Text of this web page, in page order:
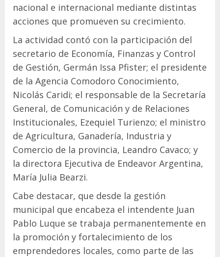
nacional e internacional mediante distintas
acciones que promueven su crecimiento.
La actividad contó con la participación del
secretario de Economía, Finanzas y Control
de Gestión, Germán Issa Pfister; el presidente
de la Agencia Comodoro Conocimiento,
Nicolás Caridi; el responsable de la Secretaría
General, de Comunicación y de Relaciones
Institucionales, Ezequiel Turienzo; el ministro
de Agricultura, Ganadería, Industria y
Comercio de la provincia, Leandro Cavaco; y
la directora Ejecutiva de Endeavor Argentina,
María Julia Bearzi.
Cabe destacar, que desde la gestión
municipal que encabeza el intendente Juan
Pablo Luque se trabaja permanentemente en
la promoción y fortalecimiento de los
emprendedores locales, como parte de las